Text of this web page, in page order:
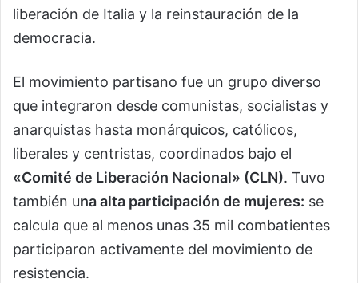
liberación de Italia y la reinstauración de la
democracia.
El movimiento partisano fue un grupo diverso
que integraron desde comunistas, socialistas y
anarquistas hasta monárquicos, católicos,
liberales y centristas, coordinados bajo el
«Comité de Liberación Nacional» (CLN). Tuvo
también una alta participación de mujeres: se
calcula que al menos unas 35 mil combatientes
participaron activamente del movimiento de
resistencia.